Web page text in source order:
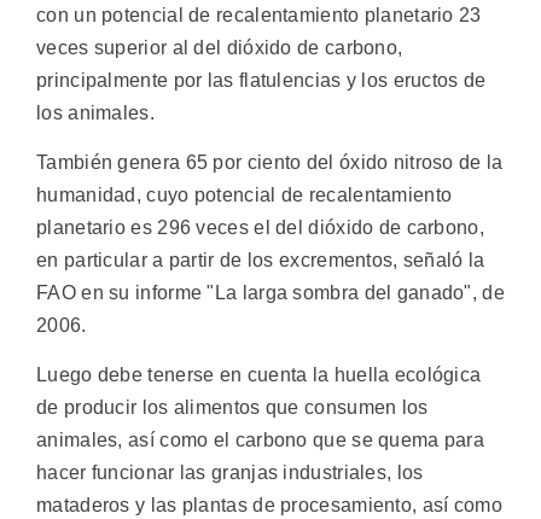
con un potencial de recalentamiento planetario 23
veces superior al del dióxido de carbono,
principalmente por las flatulencias y los eructos de
los animales.
También genera 65 por ciento del óxido nitroso de la
humanidad, cuyo potencial de recalentamiento
planetario es 296 veces el del dióxido de carbono,
en particular a partir de los excrementos, señaló la
FAO en su informe "La larga sombra del ganado", de
2006.
Luego debe tenerse en cuenta la huella ecológica
de producir los alimentos que consumen los
animales, así como el carbono que se quema para
hacer funcionar las granjas industriales, los
mataderos y las plantas de procesamiento, así como